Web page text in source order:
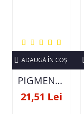
PIGMENT NEON SET 12 CULORI
21,51 Lei
ADAUGĂ ÎN COŞ